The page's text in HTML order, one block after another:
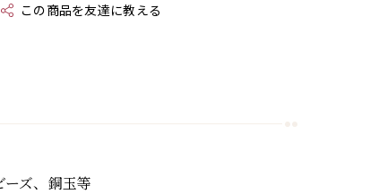
この商品を友達に教える
ズ、銅玉等